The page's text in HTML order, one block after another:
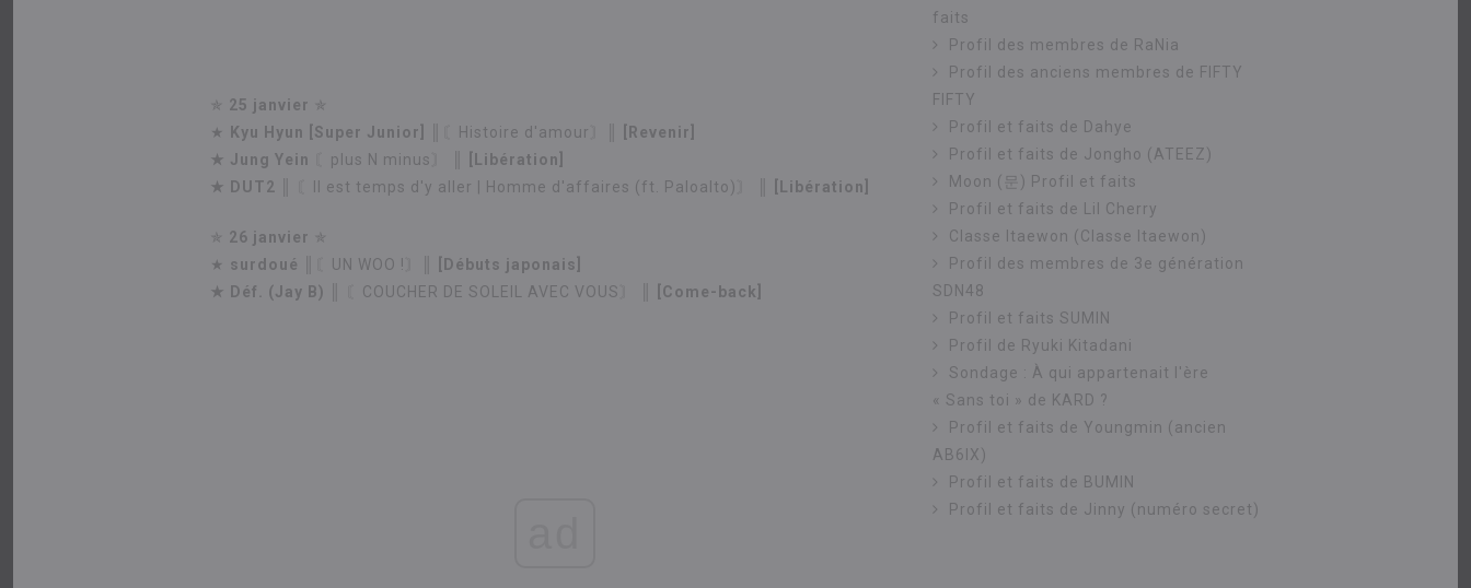
✯ 25 janvier ✯
★
Kyu Hyun [Super Junior] ║〘Histoire d'amour〙║
[Revenir]
★ Jung Yein 〘plus N minus〙
║ [Libération]
★
DUT2 ║ 〘Il est temps d'y aller | Homme d'affaires (ft. Paloalto)〙 ║ [Libération]
✯ 26 janvier ✯
★ surdoué ║〘UN WOO !〙║
[Débuts japonais]
★
Déf. (Jay B) ║ 〘COUCHER DE SOLEIL AVEC VOUS〙 ║ [Come-back]
faits
Profil des membres de RaNia
Profil des anciens membres de FIFTY
FIFTY
Profil et faits de Dahye
Profil et faits de Jongho (ATEEZ)
Moon (문) Profil et faits
Profil et faits de Lil Cherry
Classe Itaewon (Classe Itaewon)
Profil des membres de 3e génération
SDN48
Profil et faits SUMIN
Profil de Ryuki Kitadani
Sondage : À qui appartenait l'ère
« Sans toi » de KARD ?
Profil et faits de Youngmin (ancien
AB6IX)
Profil et faits de BUMIN
Profil et faits de Jinny (numéro secret)